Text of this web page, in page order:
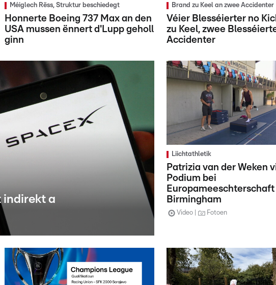
Méiglech Rëss, Struktur beschiedegt
Honnerte Boeing 737 Max an den
USA mussen ënnert d'Lupp geholl
ginn
Brand zu Keel an zwee Accidenter
Véier Blesséierter no
zu Keel, zwee
Accidenter
indirekt a
Liichtathletik
Patrizia van der Weken
Podium bei
Europameeschterschaft
Birmingham
Video Fotoen